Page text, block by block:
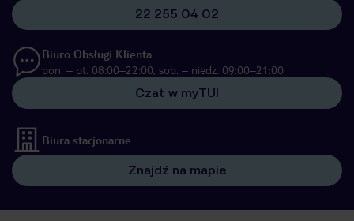
22 255 04 02
Biuro Obsługi Klienta
pon. – pt. 08:00–22:00, sob. – niedz. 09:00–21:00
Czat w myTUI
Biura stacjonarne
Znajdź na mapie